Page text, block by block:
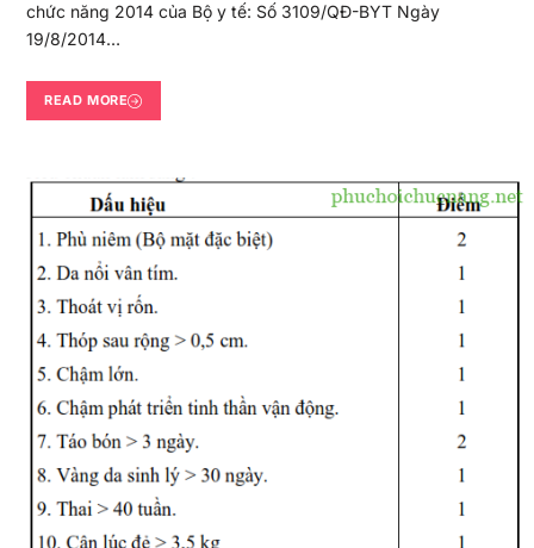
chức năng 2014 của Bộ y tế: Số 3109/QĐ-BYT Ngày
19/8/2014…
READ MORE